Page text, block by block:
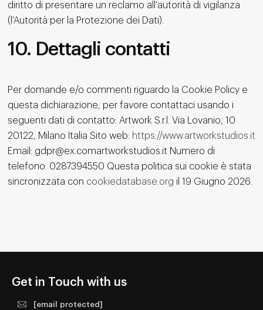
diritto di presentare un reclamo all'autorità di vigilanza
(l'Autorità per la Protezione dei Dati).
10. Dettagli contatti
Per domande e/o commenti riguardo la Cookie Policy e
questa dichiarazione, per favore contattaci usando i
seguenti dati di contatto: Artwork S.r.l.
Via Lovanio, 10
20122, Milano Italia Sito web: https://www.artworkstudios.it
Email: gdpr@ex.comartworkstudios.it Numero di
telefono: 0287394550 Questa politica sui cookie è stata
sincronizzata con cookiedatabase.org il 19 Giugno 2026.
Get in Touch with us
[email protected]